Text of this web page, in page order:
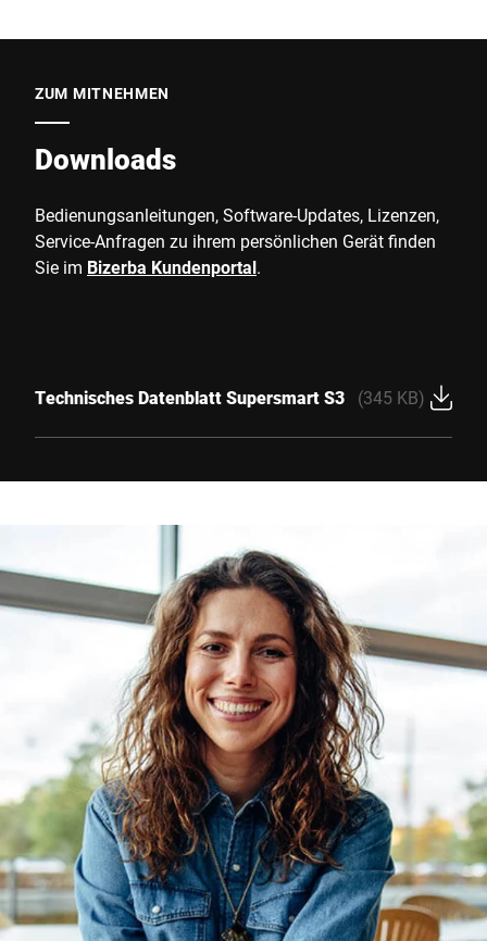
ZUM MITNEHMEN
Downloads
Bedienungsanleitungen, Software-Updates, Lizenzen,
Service-Anfragen zu ihrem persönlichen Gerät finden
Sie im Bizerba Kundenportal.
Technisches Datenblatt Supersmart S3 (345 KB)